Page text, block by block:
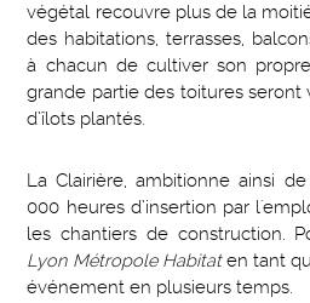
végétal recouvre plus de la
des habitations, terrasses,
à chacun de cultiver son
grande partie des toitures
d’îlots plantés.
La Clairière, ambitionne ainsi
000 heures d’insertion par
les chantiers de construction.
Lyon Métropole Habitaten tant
événement en plusieurs temps.